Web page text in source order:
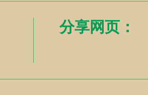
分享网页：